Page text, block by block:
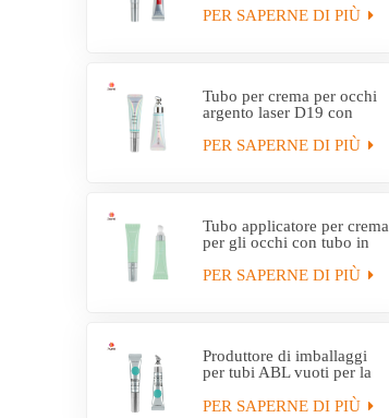
PER SAPERNE DI PIÙ
Tubo per crema per occhi
argento laser D19 con
PER SAPERNE DI PIÙ
Tubo applicatore per crema
per gli occhi con tubo in
PER SAPERNE DI PIÙ
Produttore di imballaggi
per tubi ABL vuoti per la
applicatore per massaggio
PER SAPERNE DI PIÙ